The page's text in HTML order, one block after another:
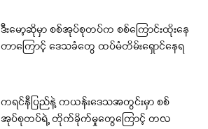
ဒီးမော့ဆိုမှာ စစ်အုပ်စုတပ်က စစ်ကြောင်းထိုးနေ
တာကြောင့် ဒေသခံတွေ ထပ်မံတိမ်းရှောင်နေရ
ကရင်နီပြည်နဲ့ ကယန်းဒေသအတွင်းမှာ စစ်
အုပ်စုတပ်ရဲ့ တိုက်ခိုက်မှုတွေကြောင့် တလ